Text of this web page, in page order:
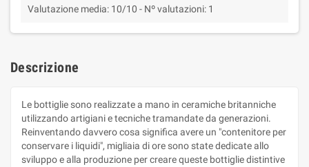
Valutazione media: 10/10 - Nº valutazioni: 1
Descrizione
Le bottiglie sono realizzate a mano in ceramiche britanniche
utilizzando artigiani e tecniche tramandate da generazioni.
Reinventando davvero cosa significa avere un "contenitore per
conservare i liquidi", migliaia di ore sono state dedicate allo
sviluppo e alla produzione per creare queste bottiglie distintive